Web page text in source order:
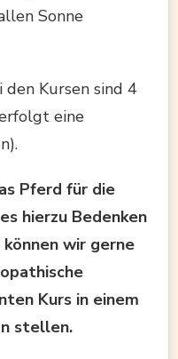
Sonne
Kursen sind 4
eine
Pferd für die
hierzu Bedenken
wir gerne
Kurs in einem
stellen.